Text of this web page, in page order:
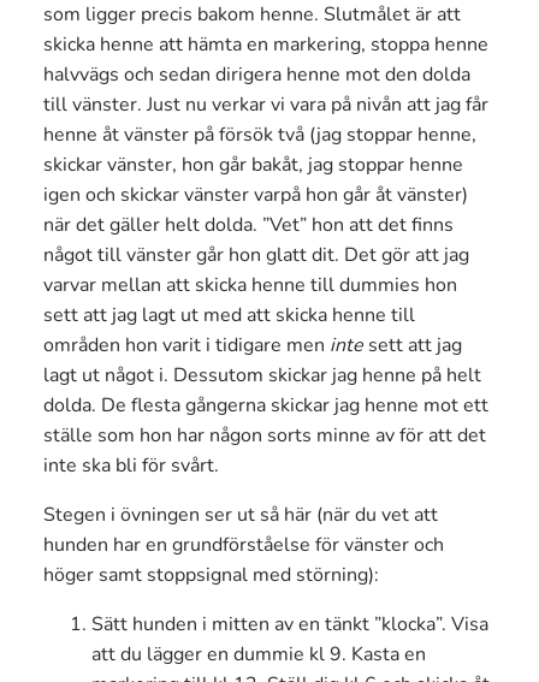
som ligger precis bakom henne. Slutmålet är att
skicka henne att hämta en markering, stoppa henne
halvvägs och sedan dirigera henne mot den dolda
till vänster. Just nu verkar vi vara på nivån att jag får
henne åt vänster på försök två (jag stoppar henne,
skickar vänster, hon går bakåt, jag stoppar henne
igen och skickar vänster varpå hon går åt vänster)
när det gäller helt dolda. ”Vet” hon att det finns
något till vänster går hon glatt dit. Det gör att jag
varvar mellan att skicka henne till dummies hon
sett att jag lagt ut med att skicka henne till
områden hon varit i tidigare men inte sett att jag
lagt ut något i. Dessutom skickar jag henne på helt
dolda. De flesta gångerna skickar jag henne mot ett
ställe som hon har någon sorts minne av för att det
inte ska bli för svårt.
Stegen i övningen ser ut så här (när du vet att
hunden har en grundförståelse för vänster och
höger samt stoppsignal med störning):
Sätt hunden i mitten av en tänkt ”klocka”. Visa
att du lägger en dummie kl 9. Kasta en